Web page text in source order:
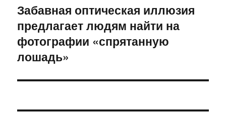
Следующая
запись:
Забавная оптическая иллюзия
предлагает людям найти на
фотографии «спрятанную
лошадь»